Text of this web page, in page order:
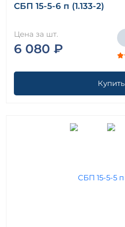
СБП 15-5-6 п (1.133-2)
Цена за шт.
6 080 ₽
Купить